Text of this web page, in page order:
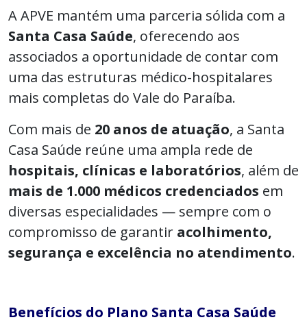
A APVE mantém uma parceria sólida com a
Santa Casa Saúde, oferecendo aos
associados a oportunidade de contar com
uma das estruturas médico-hospitalares
mais completas do Vale do Paraíba.
Com mais de 20 anos de atuação, a Santa
Casa Saúde reúne uma ampla rede de
hospitais, clínicas e laboratórios, além de
mais de 1.000 médicos credenciados em
diversas especialidades — sempre com o
compromisso de garantir acolhimento,
segurança e excelência no atendimento.
Benefícios do Plano Santa Casa Saúde